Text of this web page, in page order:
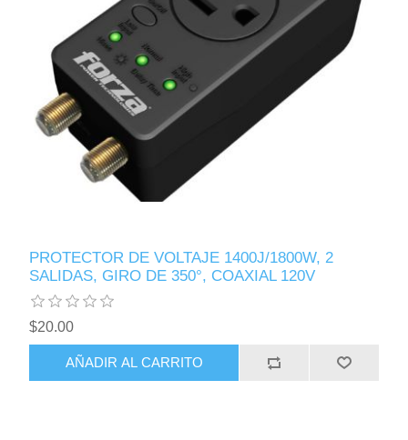
PROTECTOR DE VOLTAJE 1400J/1800W, 2
SALIDAS, GIRO DE 350°, COAXIAL 120V
$20.00
AÑADIR AL CARRITO